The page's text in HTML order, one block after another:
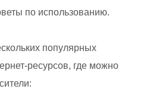
по использованию.
популярных
ресурсов, где можно